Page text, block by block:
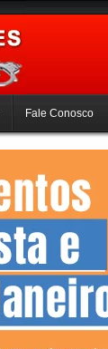
Fale Conosco